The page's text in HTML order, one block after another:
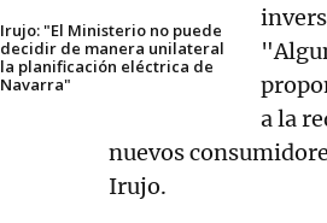
Irujo: "El Ministerio no puede
decidir de manera unilateral
la planificación eléctrica de
Navarra"
a la
nuevos
Irujo.